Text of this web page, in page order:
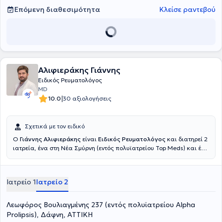
Επόμενη διαθεσιμότητα
Κλείσε ραντεβού
Αλιφιεράκης Γιάννης
Ειδικός Ρευματολόγος
MD
10.0|30 αξιολογήσεις
Σχετικά με τον ειδικό
Ο Γιάννης Αλιφιεράκης είναι Ειδικός Ρευματολόγος και διατηρεί 2
ιατρεία, ένα στη Νέα Σμύρνη (εντός πολυϊατρείου Top Meds) και ένα
σπουδές του στην Ιατρική σχολή του Πανεπιστημίου "La Sapienza"
κλινικές της Γερμανίας, στο Rheumazentrum Ruhgrgebiet στο Χέρνε,
διδακτικού κέντρου του Πανεπιστημίου Μπόχουμ, καθώς και στη
ρευματολογική κλινική του Immanuel Krankenhaus, διδακτικού
κέντρου της ιατρικής σχολής Charit
στο Βερολίνο. To τελευταίο
τμήμα της εκπαίδευσης του έλαβε χώρα στη ρευματολογική κλινική
Ιατρείο 1Ιατρείο 2
Λεωφόρος Βουλιαγμένης 237 (εντός πολυϊατρείου Alpha
Prolipsis), Δάφνη, ΑΤΤΙΚΗ